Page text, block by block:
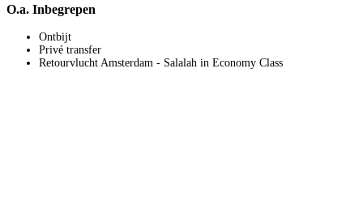
O.a. Inbegrepen
Ontbijt
Privé transfer
Retourvlucht Amsterdam - Salalah in Economy Class